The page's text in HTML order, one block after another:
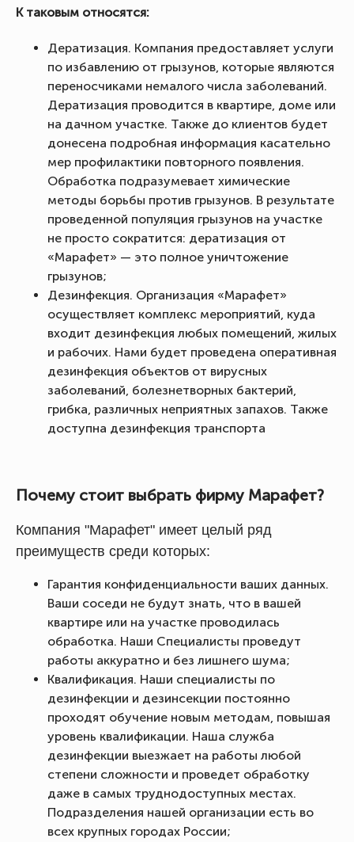
К таковым относятся:
Дератизация. Компания предоставляет услуги
по избавлению от грызунов, которые являются
переносчиками немалого числа заболеваний.
Дератизация проводится в квартире, доме или
на дачном участке. Также до клиентов будет
донесена подробная информация касательно
мер профилактики повторного появления.
Обработка подразумевает химические
методы борьбы против грызунов. В результате
проведенной популяция грызунов на участке
не просто сократится: дератизация от
«Марафет» — это полное уничтожение
грызунов;
Дезинфекция. Организация «Марафет»
осуществляет комплекс мероприятий, куда
входит дезинфекция любых помещений, жилых
и рабочих. Нами будет проведена оперативная
дезинфекция объектов от вирусных
заболеваний, болезнетворных бактерий,
грибка, различных неприятных запахов. Также
доступна дезинфекция транспорта
Почему стоит выбрать фирму Марафет?
Компания "Марафет" имеет целый ряд
преимуществ среди которых:
Гарантия конфиденциальности ваших данных.
Ваши соседи не будут знать, что в вашей
квартире или на участке проводилась
обработка. Наши Специалисты проведут
работы аккуратно и без лишнего шума;
Квалификация. Наши специалисты по
дезинфекции и дезинсекции постоянно
проходят обучение новым методам, повышая
уровень квалификации. Наша служба
дезинфекции выезжает на работы любой
степени сложности и проведет обработку
даже в самых труднодоступных местах.
Подразделения нашей организации есть во
всех крупных городах России;